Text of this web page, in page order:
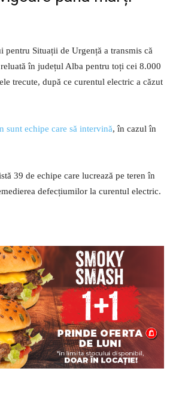
pentru Situații de Urgență a transmis că
în județul Alba pentru toți cei 8.000
trecute, după ce curentul electric a căzut
sunt echipe care să intervină, în cazul în
39 de echipe care lucrează pe teren în
defecțiumilor la curentul electric.